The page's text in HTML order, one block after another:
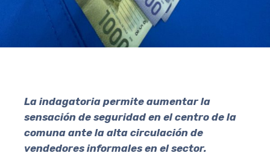
La indagatoria permite aumentar la
sensación de seguridad en el centro de la
comuna ante la alta circulación de
vendedores informales en el sector.